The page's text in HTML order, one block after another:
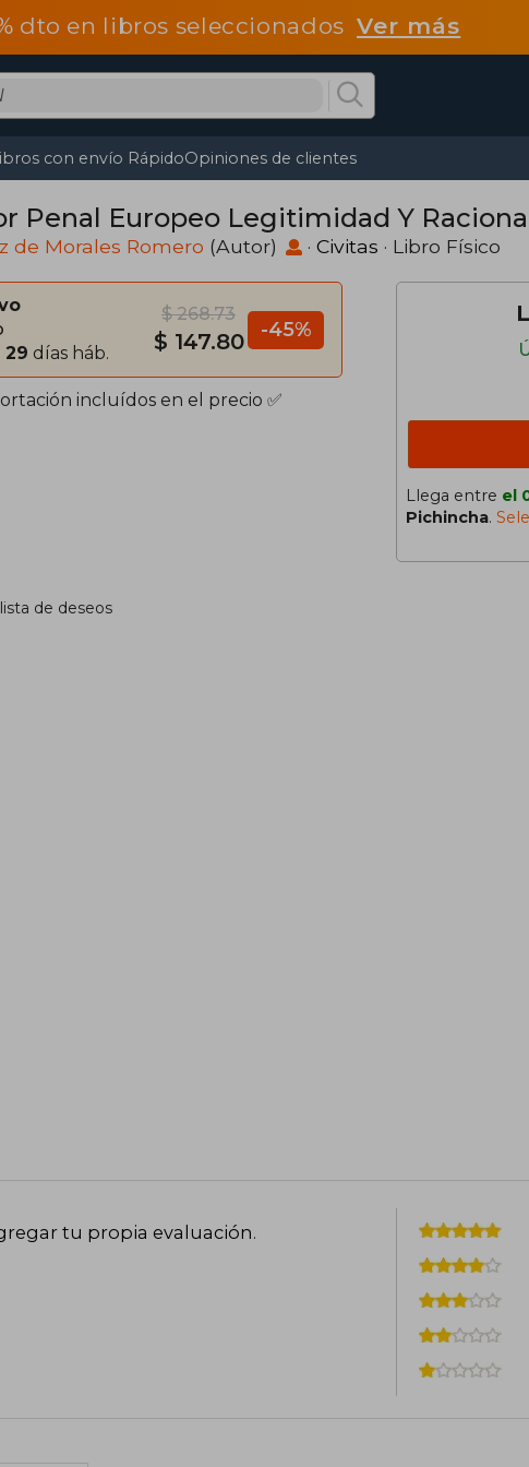
dto en libros seleccionadosVer más
con envío RápidoOpiniones de clientes
Penal Europeo Legitimidad Y
de Morales Romero (Autor) · Civitas · Libro Físico
29 días háb.
$ 268.73
$ 147.80 -45%
incluídos en el precio ✅
Llega entre el
Pichincha.
de deseos
tu propia evaluación.